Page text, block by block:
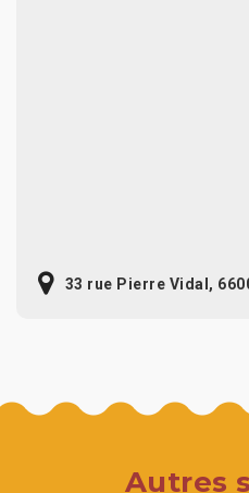
33 rue Pierre Vidal,
Autres